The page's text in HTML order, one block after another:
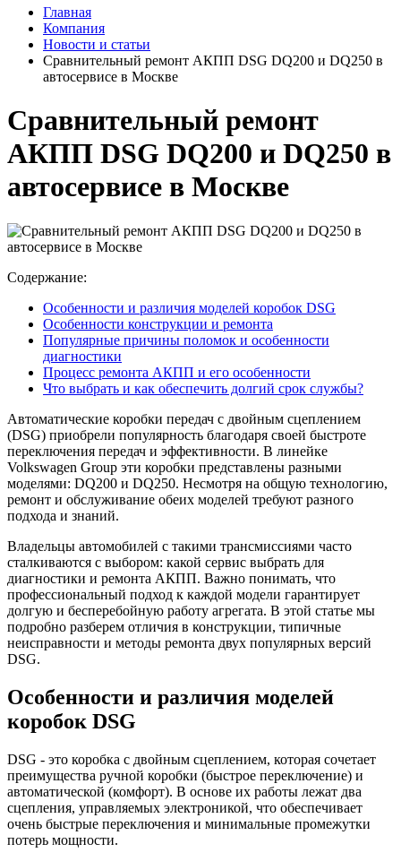
Главная
Компания
Новости и статьи
Сравнительный ремонт АКПП DSG DQ200 и DQ250 в
автосервисе в Москве
Сравнительный ремонт
АКПП DSG DQ200 и DQ250 в
автосервисе в Москве
Содержание:
Особенности и различия моделей коробок DSG
Особенности конструкции и ремонта
Популярные причины поломок и особенности
диагностики
Процесс ремонта АКПП и его особенности
Что выбрать и как обеспечить долгий срок службы?
Автоматические коробки передач с двойным сцеплением
(DSG) приобрели популярность благодаря своей быстроте
переключения передач и эффективности. В линейке
Volkswagen Group эти коробки представлены разными
моделями: DQ200 и DQ250. Несмотря на общую технологию,
ремонт и обслуживание обеих моделей требуют разного
подхода и знаний.
Владельцы автомобилей с такими трансмиссиями часто
сталкиваются с выбором: какой сервис выбрать для
диагностики и ремонта АКПП. Важно понимать, что
профессиональный подход к каждой модели гарантирует
долгую и бесперебойную работу агрегата. В этой статье мы
подробно разберем отличия в конструкции, типичные
неисправности и методы ремонта двух популярных версий
DSG.
Особенности и различия моделей
коробок DSG
DSG - это коробка с двойным сцеплением, которая сочетает
преимущества ручной коробки (быстрое переключение) и
автоматической (комфорт). В основе их работы лежат два
сцепления, управляемых электроникой, что обеспечивает
очень быстрые переключения и минимальные промежутки
потерь мощности.